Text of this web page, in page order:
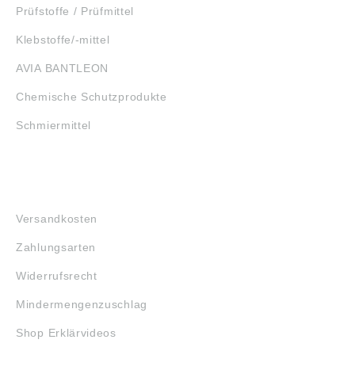
Prüfstoffe / Prüfmittel
Klebstoffe/-mittel
AVIA BANTLEON
Chemische Schutzprodukte
Schmiermittel
Versandkosten
Zahlungsarten
Widerrufsrecht
Mindermengenzuschlag
Shop Erklärvideos